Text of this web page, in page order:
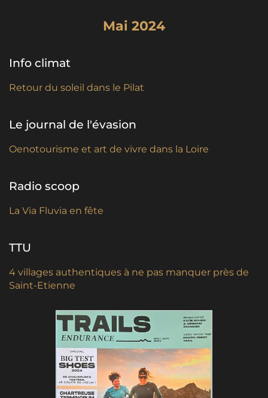
Mai 2024
Info climat
Retour du soleil dans le Pilat
Le journal de l'évasion
Oenotourisme et art de vivre dans la Loire
Radio scoop
La Via Fluvia en fête
TTU
4 villages authentiques à ne pas manquer près de
Saint-Etienne